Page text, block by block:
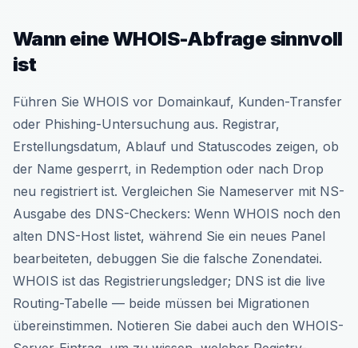
Wann eine WHOIS-Abfrage sinnvoll
ist
Führen Sie WHOIS vor Domainkauf, Kunden-Transfer
oder Phishing-Untersuchung aus. Registrar,
Erstellungsdatum, Ablauf und Statuscodes zeigen, ob
der Name gesperrt, in Redemption oder nach Drop
neu registriert ist. Vergleichen Sie Nameserver mit NS-
Ausgabe des DNS-Checkers: Wenn WHOIS noch den
alten DNS-Host listet, während Sie ein neues Panel
bearbeiteten, debuggen Sie die falsche Zonendatei.
WHOIS ist das Registrierungsledger; DNS ist die live
Routing-Tabelle — beide müssen bei Migrationen
übereinstimmen. Notieren Sie dabei auch den WHOIS-